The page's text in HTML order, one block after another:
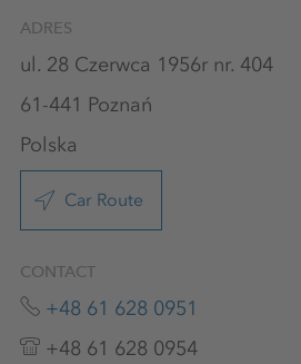
ADRES
ul. 28 Czerwca 1956r nr. 404
61-441 Poznań
Polska
Car Route
CONTACT
+48 61 628 0951
+48 61 628 0954